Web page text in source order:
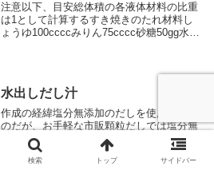
注意以下、目安総体積の各液体材料の比重
は1として計算するすき焼きのたれ材料し
ょうゆ100ccccみりん75cccc砂糖50gg水
水出しだし汁
作成の経緯塩分無添加のだしを使用したい
のだが、お手軽な市販顆粒だしでは塩分無
添加は見つからず、自作するしかない気が
していましたただ、だしを作成するのに、
沸騰加熱させるなど手間がかかるので作成
検索 トップ サイドバー